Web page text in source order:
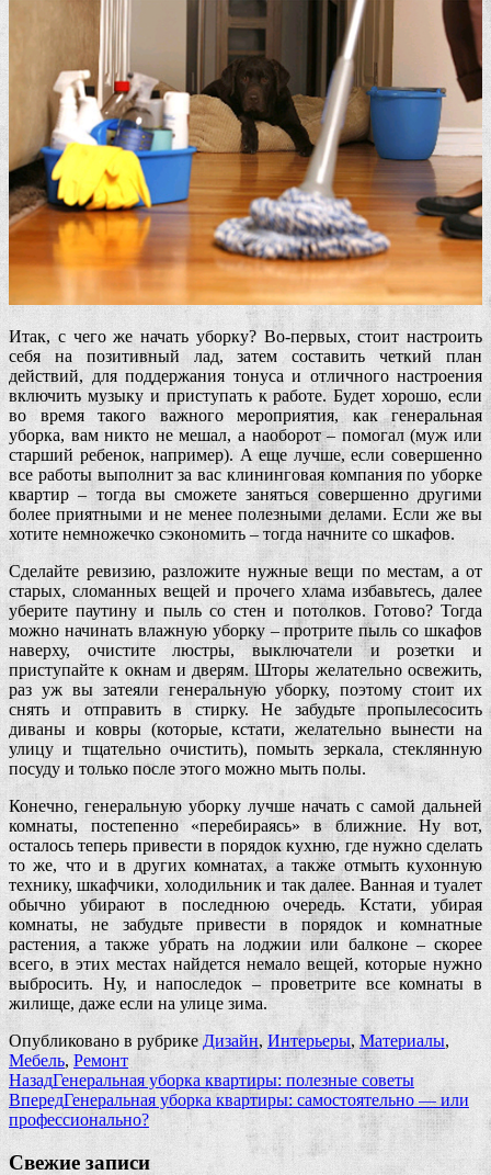
Итак, с чего же начать уборку? Во-первых, стоит настроить
себя на позитивный лад, затем составить четкий план
действий, для поддержания тонуса и отличного настроения
включить музыку и приступать к работе. Будет хорошо, если
во время такого важного мероприятия, как генеральная
уборка, вам никто не мешал, а наоборот – помогал (муж или
старший ребенок, например). А еще лучше, если совершенно
все работы выполнит за вас клининговая компания по уборке
квартир – тогда вы сможете заняться совершенно другими
более приятными и не менее полезными делами. Если же вы
хотите немножечко сэкономить – тогда начните со шкафов.
Сделайте ревизию, разложите нужные вещи по местам, а от
старых, сломанных вещей и прочего хлама избавьтесь, далее
уберите паутину и пыль со стен и потолков. Готово? Тогда
можно начинать влажную уборку – протрите пыль со шкафов
наверху, очистите люстры, выключатели и розетки и
приступайте к окнам и дверям. Шторы желательно освежить,
раз уж вы затеяли генеральную уборку, поэтому стоит их
снять и отправить в стирку. Не забудьте пропылесосить
диваны и ковры (которые, кстати, желательно вынести на
улицу и тщательно очистить), помыть зеркала, стеклянную
посуду и только после этого можно мыть полы.
Конечно, генеральную уборку лучше начать с самой дальней
комнаты, постепенно «перебираясь» в ближние. Ну вот,
осталось теперь привести в порядок кухню, где нужно сделать
то же, что и в других комнатах, а также отмыть кухонную
технику, шкафчики, холодильник и так далее. Ванная и туалет
обычно убирают в последнюю очередь. Кстати, убирая
комнаты, не забудьте привести в порядок и комнатные
растения, а также убрать на лоджии или балконе – скорее
всего, в этих местах найдется немало вещей, которые нужно
выбросить. Ну, и напоследок – проветрите все комнаты в
жилище, даже если на улице зима.
Опубликовано в рубрике Дизайн,Интерьеры,Материалы,
Мебель, Ремонт
НазадГенеральная уборка квартиры: полезные советы
ВпередГенеральная уборка квартиры: самостоятельно — или
профессионально?
Свежие записи